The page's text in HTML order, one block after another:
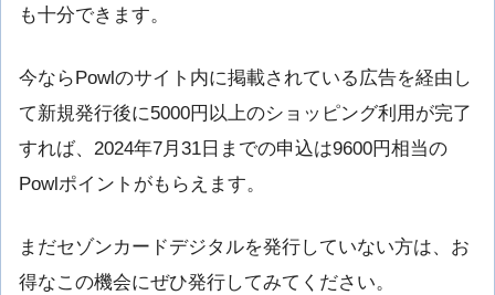
も十分できます。
今ならPowlのサイト内に掲載されている広告を経由し
て新規発行後に5000円以上のショッピング利用が完了
すれば、2024年7月31日までの申込は9600円相当の
Powlポイントがもらえます。
まだセゾンカードデジタルを発行していない方は、お
得なこの機会にぜひ発行してみてください。